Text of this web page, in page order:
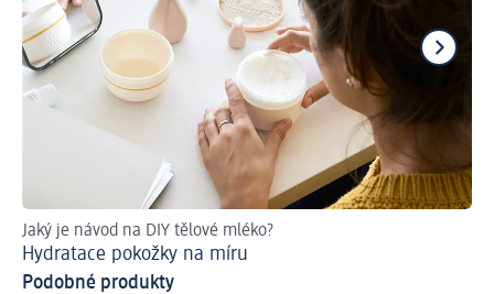
Jaký je návod na DIY tělové mléko?
Hydratace pokožky na míru
Podobné produkty